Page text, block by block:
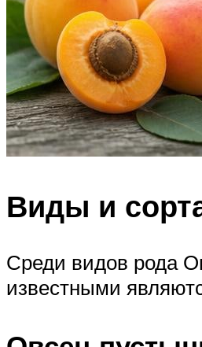
Виды и
Среди видов рода
известными